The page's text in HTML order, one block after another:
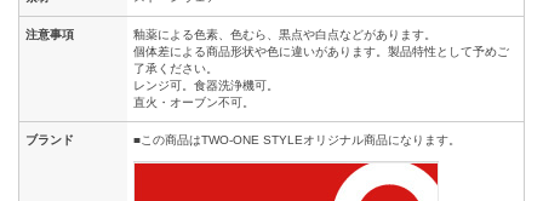
注意事項
釉薬による色素、色むら、黒点や白点などがあります。
個体差による商品形状や色に違いがあります。製品特性として予めご
了承ください。
レンジ可。食器洗浄機可。
直火・オーブン不可。
ブランド ■この商品はTWO-ONE STYLEオリジナル商品になります。